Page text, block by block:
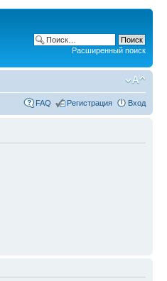
Расширенный поиск
FAQ Регистрация Вход